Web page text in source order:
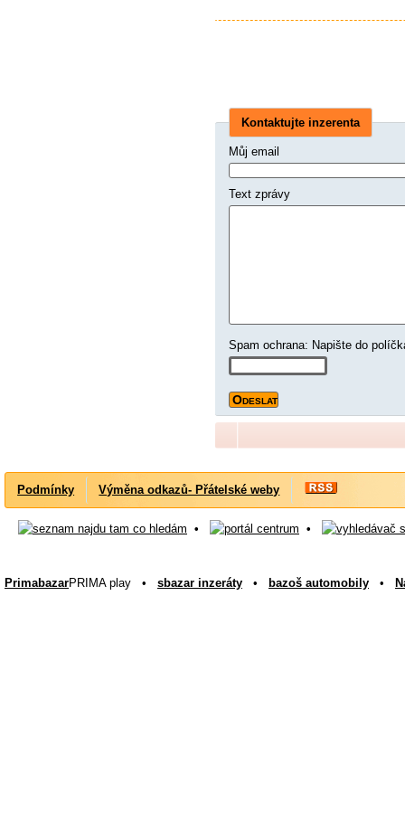
Kontaktujte inzerenta
Můj email
Text zprávy
Spam ochrana:
Podmínky Výměna odkazů- Přátelské weby
• •
PrimabazarPRIMA play • sbazar inzeráty • bazoš automobily •